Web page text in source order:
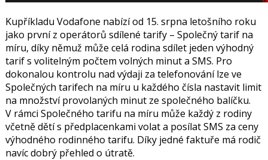
Kupříkladu Vodafone nabízí od 15. srpna letošního roku
jako první z operátorů sdílené tarify – Společný tarif na
míru, díky němuž může celá rodina sdílet jeden výhodný
tarif s volitelným počtem volných minut a SMS. Pro
dokonalou kontrolu nad výdaji za telefonování lze ve
Společných tarifech na míru u každého čísla nastavit limit
na množství provolaných minut ze společného balíčku.
V rámci Společného tarifu na míru může každý z rodiny
včetně dětí s předplacenkami volat a posílat SMS za ceny
výhodného rodinného tarifu. Díky jedné faktuře má rodič
navíc dobrý přehled o útratě.